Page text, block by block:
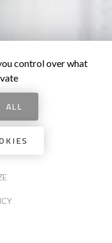
control over what
ALL